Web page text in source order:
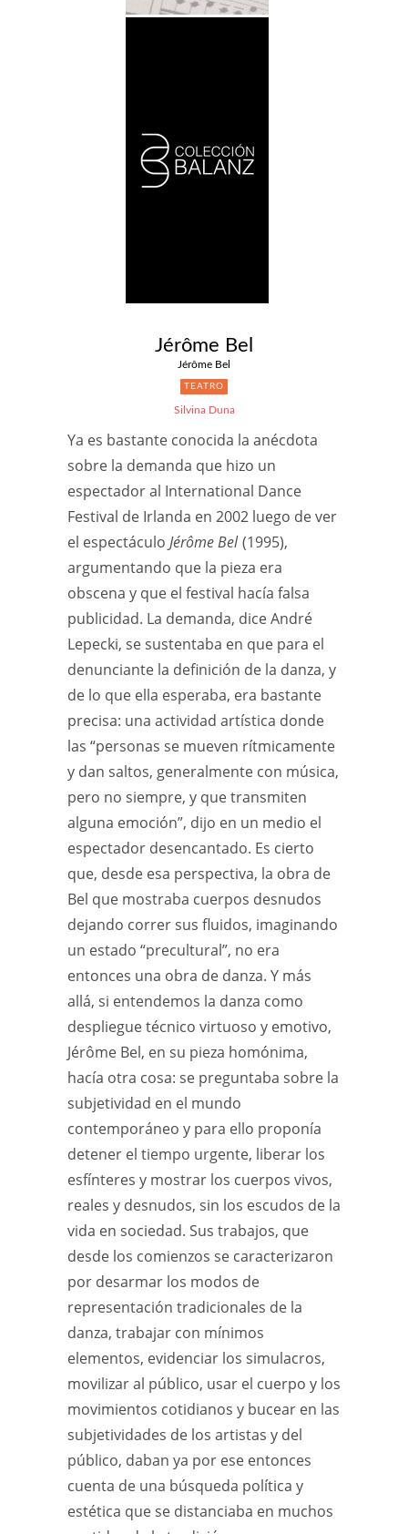
Jérôme Bel
Jérôme Bel
TEATRO
Silvina Duna
Ya es bastante conocida la anécdota
sobre la demanda que hizo un
espectador al International Dance
Festival de Irlanda en 2002 luego de ver
el espectáculo Jérôme Bel(1995),
argumentando que la pieza era
obscena y que el festival hacía falsa
publicidad. La demanda, dice André
Lepecki, se sustentaba en que para el
denunciante la definición de la danza, y
de lo que ella esperaba, era bastante
precisa: una actividad artística donde
las “personas se mueven rítmicamente
y dan saltos, generalmente con música,
pero no siempre, y que transmiten
alguna emoción”, dijo en un medio el
espectador desencantado. Es cierto
que, desde esa perspectiva, la obra de
Bel que mostraba cuerpos desnudos
dejando correr sus fluidos, imaginando
un estado “precultural”, no era
entonces una obra de danza. Y más
allá, si entendemos la danza como
despliegue técnico virtuoso y emotivo,
Jérôme Bel, en su pieza homónima,
hacía otra cosa: se preguntaba sobre la
subjetividad en el mundo
contemporáneo y para ello proponía
detener el tiempo urgente, liberar los
esfínteres y mostrar los cuerpos vivos,
reales y desnudos, sin los escudos de la
vida en sociedad. Sus trabajos, que
desde los comienzos se caracterizaron
por desarmar los modos de
representación tradicionales de la
danza, trabajar con mínimos
elementos, evidenciar los simulacros,
movilizar al público, usar el cuerpo y los
movimientos cotidianos y bucear en las
subjetividades de los artistas y del
público, daban ya por ese entonces
cuenta de una búsqueda política y
estética que se distanciaba en muchos